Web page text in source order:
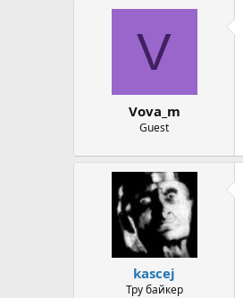
V
Vova_m
Guest
kascej
Тру байкер